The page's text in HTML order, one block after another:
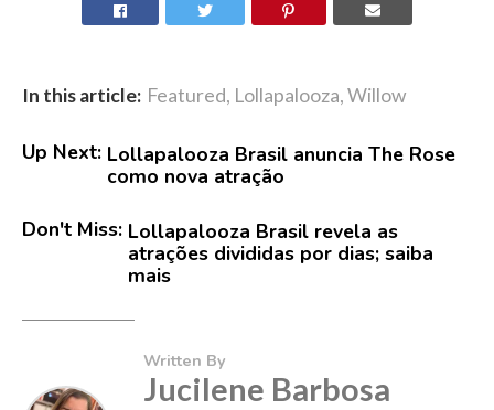
In this article: Featured, Lollapalooza,Willow
Up Next: Lollapalooza Brasil anuncia The Rose
como nova atração
Don't Miss: Lollapalooza Brasil revela as
atrações divididas por dias; saiba
mais
Written By
Jucilene Barbosa